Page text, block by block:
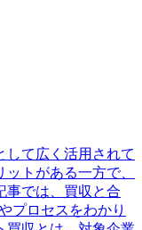
して広く活用されて
トがある一方で、
事では、買収と合
プロセスをわかり